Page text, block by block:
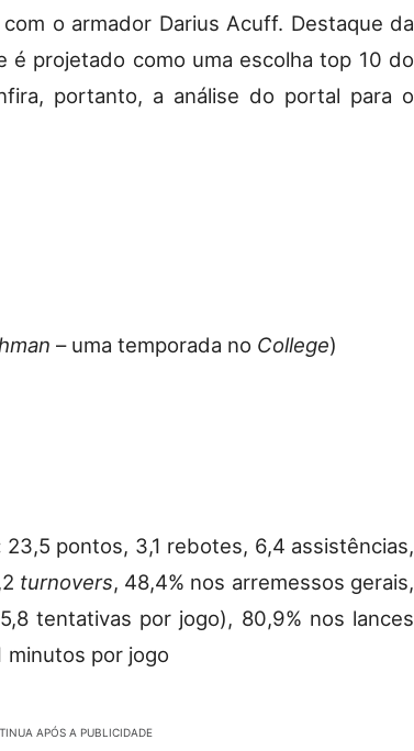
o armador Darius Acuff. Destaque da
é projetado como uma escolha top 10 do
portanto, a análise do portal para o
– uma temporada no College)
23,5 pontos, 3,1 rebotes, 6,4 assistências,
turnovers, 48,4% nos arremessos gerais,
tentativas por jogo), 80,9% nos lances
minutos por jogo
APÓS A PUBLICIDADE